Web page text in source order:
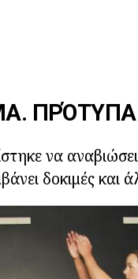
ΠΡΌΤΥΠΑ
να
δοκιμές και